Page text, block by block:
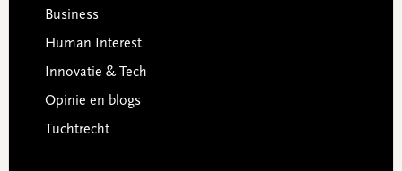
Business
Human Interest
Innovatie & Tech
Opinie en blogs
Tuchtrecht